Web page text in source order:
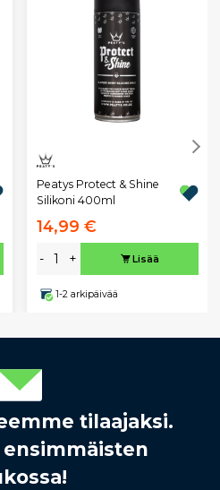
Peatys Protect & Shine
Silikoni 400ml
14,99 €
- + Lisää
1-2 arkipäivää
tilaajaksi.
ensimmäisten